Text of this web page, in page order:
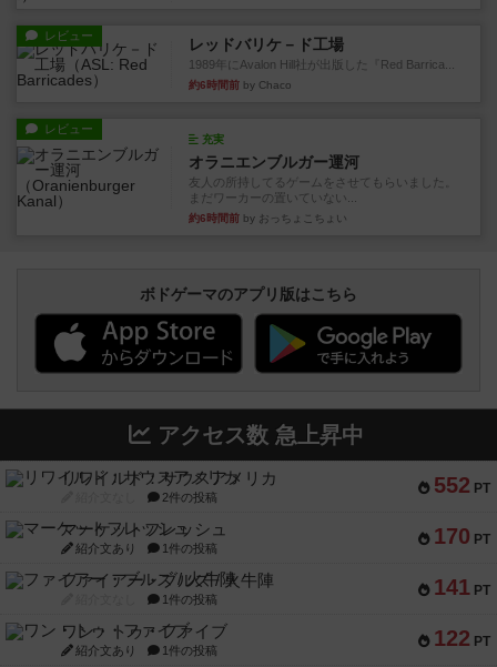
レビュー レッドバリケ－ド工場
1989年にAvalon Hill社が出版した『Red Barrica...
約6時間前 by Chaco
レビュー
充実
オラニエンブルガー運河
友人の所持してるゲームをさせてもらいました。
まだワーカーの置いていない...
約6時間前 by おっちょこちょい
ボドゲーマのアプリ版はこちら
アクセス数 急上昇中
552 PT
リワイルド：サウスアメリカ
2件の投稿
170 PT
マーケットフレッシュ
紹介文あり 1件の投稿
141 PT
ファイアー・ブルズ / 火牛陣
1件の投稿
122 PT
ワン・トゥ・ファイブ
紹介文あり 1件の投稿